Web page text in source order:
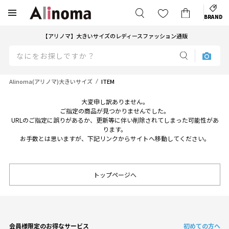
BRAND
【アリノマ】大きいサイズのレディースファッション通販
Alinoma(アリノマ)大きいサイズ ITEM
大変申し訳ありません。
ご指定の商品が見つかりませんでした。
URLのご指定に誤りがあるか、更新等に伴い削除されてしまった可能性があ
ります。
お手数とは思いますが、下記リンクからサイトへ移動してください。
トップページへ
会員様限定のお得なサービス 初めての方へ